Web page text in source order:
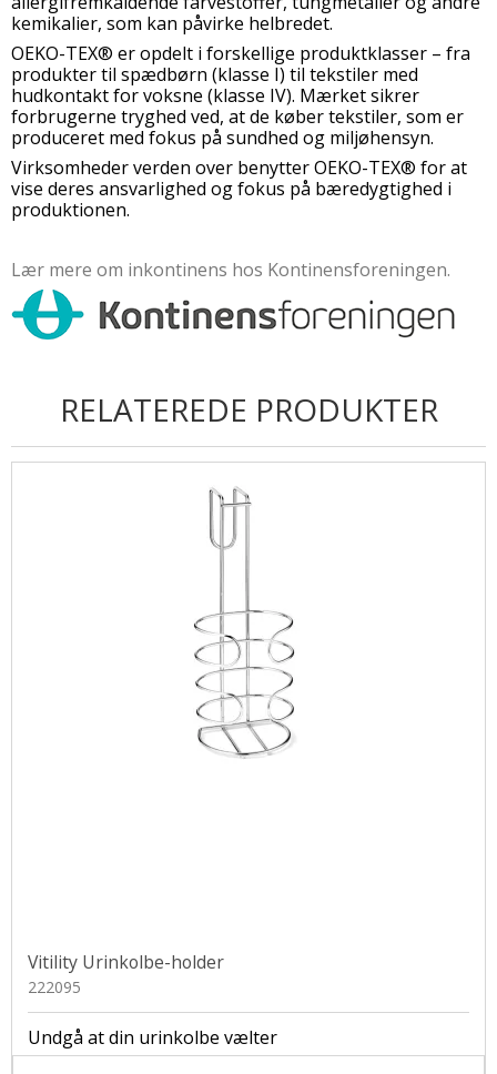
kemikalier, som kan påvirke helbredet.
OEKO-TEX® er opdelt i forskellige produktklasser – fra
produkter til spædbørn (klasse I) til tekstiler med
hudkontakt for voksne (klasse IV). Mærket sikrer
forbrugerne tryghed ved, at de køber tekstiler, som er
produceret med fokus på sundhed og miljøhensyn.
Virksomheder verden over benytter OEKO-TEX® for at
vise deres ansvarlighed og fokus på bæredygtighed i
produktionen.
Lær mere om inkontinens hos Kontinensforeningen.
RELATEREDE PRODUKTER
Vitility Urinkolbe-holder
222095
Undgå at din urinkolbe vælter